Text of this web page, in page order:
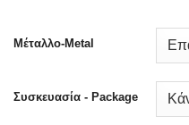
Μέταλλο-Metal
Συσκευασία - Package